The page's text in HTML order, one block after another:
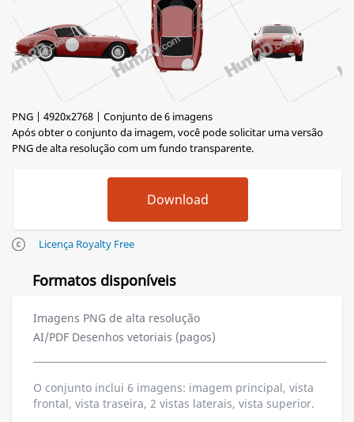
PNG | 4920x2768 | Conjunto de 6 imagens
Após obter o conjunto da imagem, você pode solicitar uma versão
PNG de alta resolução com um fundo transparente.
Licença Royalty Free
Formatos disponíveis
Imagens PNG de alta resolução
AI/PDF Desenhos vetoriais (pagos)
O conjunto inclui 6 imagens: imagem principal, vista
frontal, vista traseira, 2 vistas laterais, vista superior.